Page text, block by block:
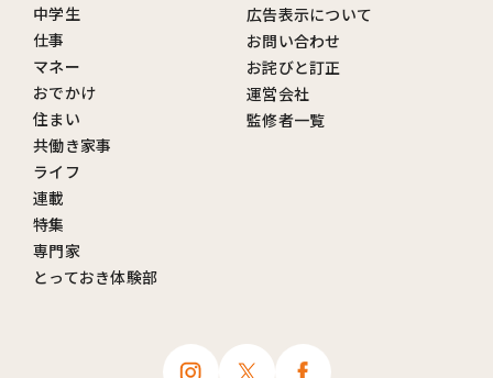
中学生
仕事
マネー
おでかけ
住まい
共働き家事
ライフ
連載
特集
専門家
とっておき体験部
広告表示について
お問い合わせ
お詫びと訂正
運営会社
監修者一覧